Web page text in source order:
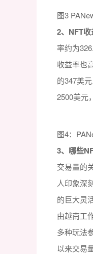
图3
2、NFT
率约为
收益率也
的347美
2500美元
图4：
3、哪些
交易量的
人印象深
的巨大灵
由越南工
多种玩法
以来交易